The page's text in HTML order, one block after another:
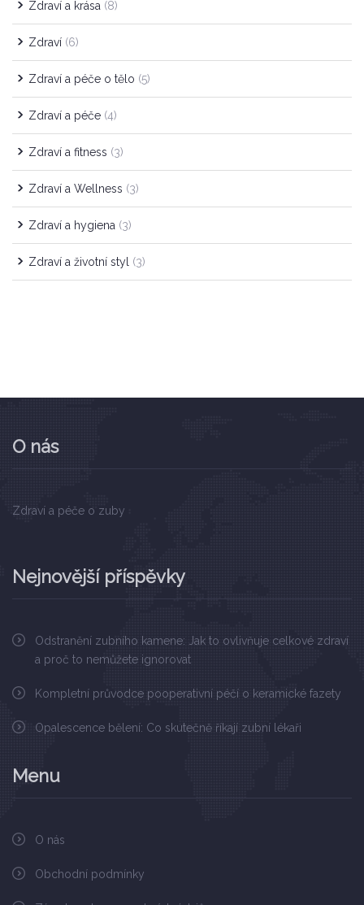
Zdraví a krása (8)
Zdraví (6)
Zdraví a péče o tělo (5)
Zdraví a péče (4)
Zdraví a fitness (3)
Zdraví a Wellness (3)
Zdraví a hygiena (3)
Zdraví a životní styl (3)
O nás
Zdraví a péče o zuby
Nejnovější příspěvky
Odstranění zubního kamene: Jak to ovlivňuje celkové zdraví
a proč to nemůžete ignorovat
Kompletní průvodce pooperativní péčí o keramické fazety
Opalescence bělení: Co skutečně říkají zubní lékaři
Menu
O nás
Obchodní podmínky